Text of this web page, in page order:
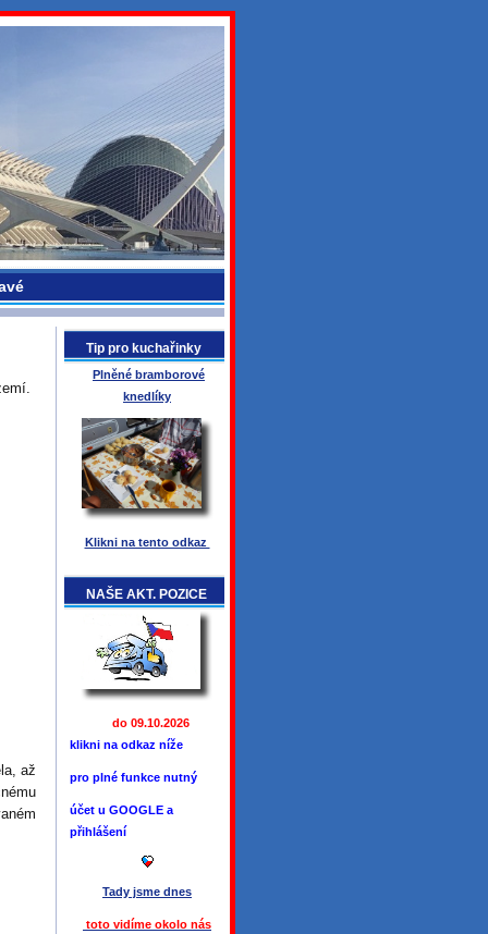
Tip pro kuchařinky
Plněné bramborové
knedlíky
Klikni na tento odkaz
NAŠE AKT. POZICE
do 09.10.2026
klikni na odkaz níže
pro plné funkce nutný
účet u GOOGLE a
přihlášení
Tady jsme dnes
toto vidíme okolo nás
až